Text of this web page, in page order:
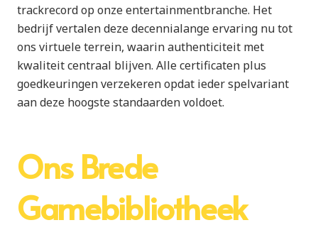
trackrecord op onze entertainmentbranche. Het
bedrijf vertalen deze decennialange ervaring nu tot
ons virtuele terrein, waarin authenticiteit met
kwaliteit centraal blijven. Alle certificaten plus
goedkeuringen verzekeren opdat ieder spelvariant
aan deze hoogste standaarden voldoet.
Ons Brede
Gamebibliotheek